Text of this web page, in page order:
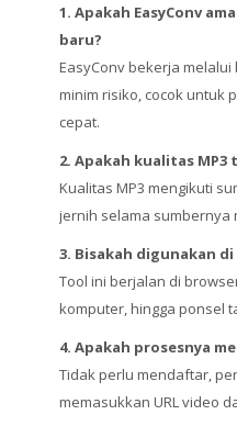
1. Apakah EasyConv
baru?
EasyConv bekerja
minim risiko, cocok untuk
cepat.
2. Apakah kualitas
Kualitas MP3 mengikuti
jernih selama sumbernya
3. Bisakah digunakan
Tool ini berjalan di
komputer, hingga ponsel
4. Apakah prosesnya
Tidak perlu mendaftar,
memasukkan URL video